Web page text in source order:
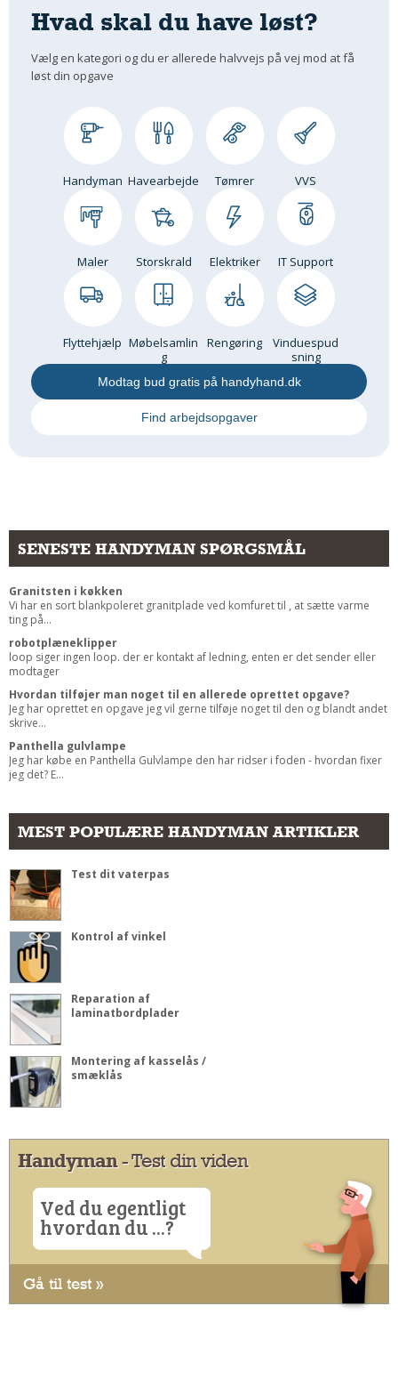
Hvad skal du have løst?
Vælg en kategori og du er allerede halvvejs på vej mod at få
løst din opgave
Handyman Havearbejde Tømrer VVS
Maler Storskrald Elektriker IT Support
Flyttehjælp Møbelsamlin
g
Rengøring
Vinduespud
sning
Modtag bud gratis på handyhand.dk
Find arbejdsopgaver
SENESTE HANDYMAN SPØRGSMÅL
Granitsten i køkken
Vi har en sort blankpoleret granitplade ved komfuret til , at sætte varme
ting på...
robotplæneklipper
loop siger ingen loop. der er kontakt af ledning, enten er det sender eller
modtager
Hvordan tilføjer man noget til en allerede oprettet opgave?
Jeg har oprettet en opgave jeg vil gerne tilføje noget til den og blandt andet
skrive...
Panthella gulvlampe
Jeg har købe en Panthella Gulvlampe den har ridser i foden - hvordan fixer
jeg det? E...
MEST POPULÆRE HANDYMAN ARTIKLER
Test dit vaterpas
Kontrol af vinkel
Reparation af
laminatbordplader
Montering af kasselås /
smæklås
Handyman- Test din viden
Ved du egentligt
hvordan du ...?
Gå til test »